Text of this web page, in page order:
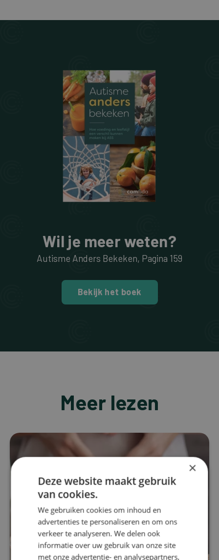
Wil je meer weten?
Autisme Anders Bekeken, Pagina 159
Bekijk het boek
Meer lezen
×
Deze website maakt gebruik
van cookies.
We gebruiken cookies om inhoud en
advertenties te personaliseren en om ons
verkeer te analyseren. We delen ook
informatie over uw gebruik van onze site
met onze advertentie- en analysepartners,